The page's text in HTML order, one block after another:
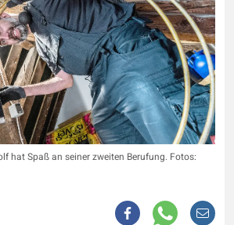
hat Spaß an seiner zweiten Berufung. Fotos: